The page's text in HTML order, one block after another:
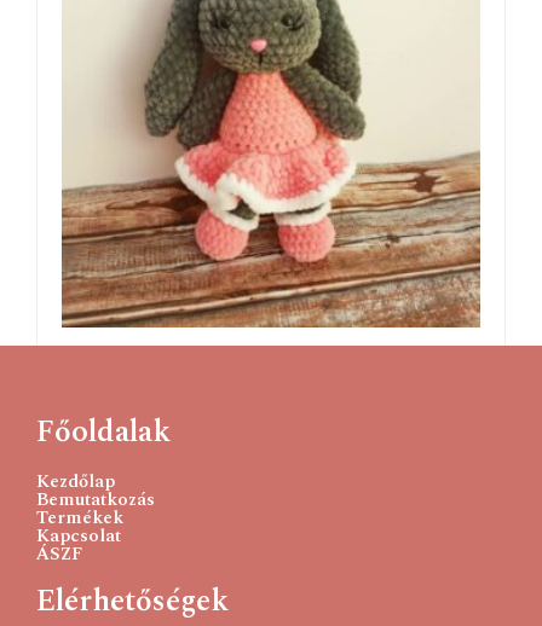
Főoldalak
Kezdőlap
Bemutatkozás
Termékek
Kapcsolat
ÁSZF
Elérhetőségek